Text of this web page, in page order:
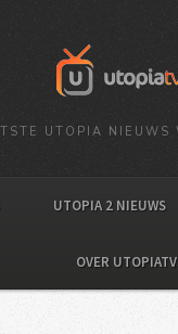
UTOPIA NIEUWS
UTOPIA 2 NIEUWS
OVER